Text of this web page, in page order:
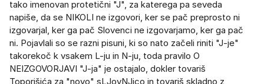
tako imenovan protetični "J", za katerega pa seveda
napiše, da se NIKOLI ne izgovori, ker se pač preprosto ni
izgovarjal, ker ga pač Slovenci ne izgovarjamo, ker ga pač
ni. Pojavlali so se razni pisuni, ki so nato začeli riniti "J-je"
takorekoč k vsakem L-ju in N-ju, toda pravilo O
NEIZGOVORJAVI "J-ja" je ostajalo, dokler tovariš
Toporišića za "novo" sLJovNJico in tovariš skladno z